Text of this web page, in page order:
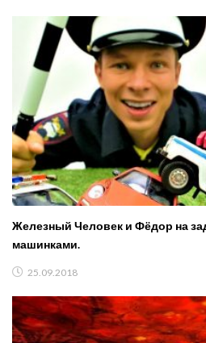
Железный Человек и Фёдор на
машинками.
25.09.2018